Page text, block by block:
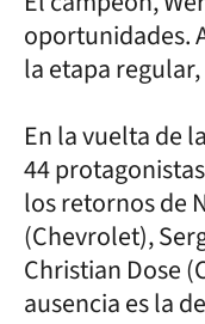
oportunidades.
la etapa
En la vuelta de
44
los retornos de
(Chevrolet),
Christian Dose
ausencia es la